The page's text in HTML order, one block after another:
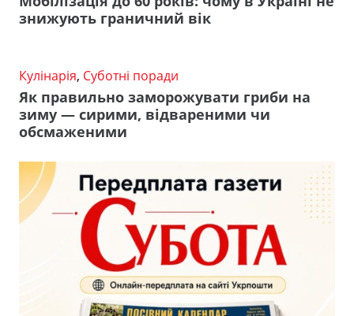
знижують граничний вік
Кулінарія, Суботні поради
Як правильно заморожувати гриби на
зиму — сирими, відвареними чи
обсмаженими